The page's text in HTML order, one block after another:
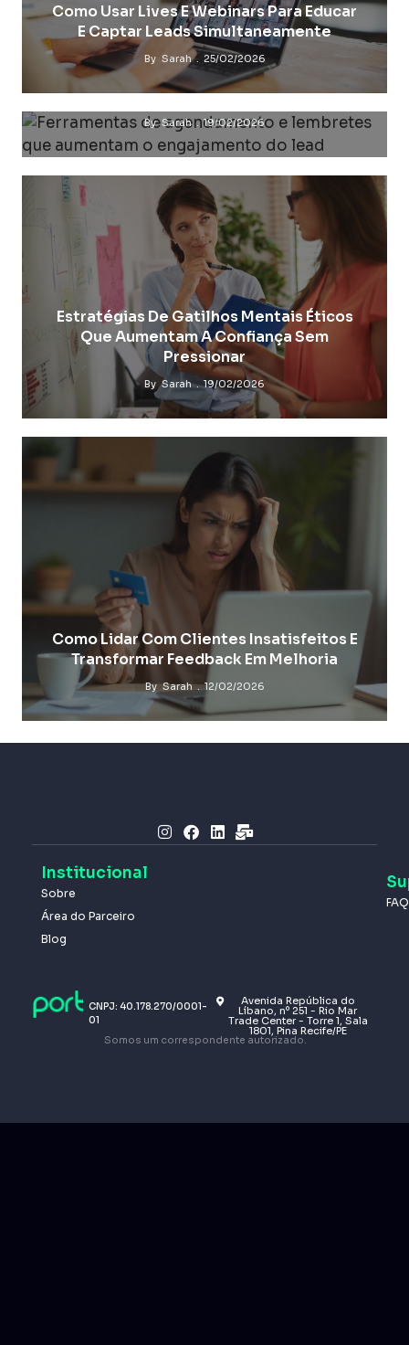
Como Usar Lives E Webinars Para Educar
E Captar Leads Simultaneamente
By Sarah 25/02/2026
Ferramentas De Agendamento E
Lembretes Que Aumentam O
Engajamento Do Lead
By Sarah 19/02/2026
Estratégias De Gatilhos Mentais Éticos
Que Aumentam A Confiança Sem
Pressionar
By Sarah 19/02/2026
Como Lidar Com Clientes Insatisfeitos E
Transformar Feedback Em Melhoria
By Sarah 12/02/2026
Institucional
Sobre
Área do Parceiro
Blog
FAQ
CNPJ: 40.178.270/0001-
01
Avenida República do
Líbano, nº 251 - Rio Mar
Trade Center - Torre 1, Sala
1801, Pina Recife/PE
Somos um correspondente autorizado.